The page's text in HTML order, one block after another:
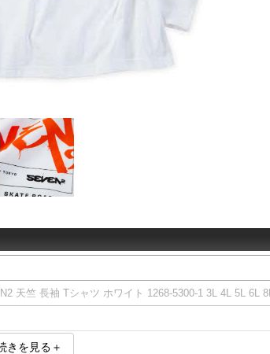
天竺 長袖 Tシャツ ホワイト 1268-5300-1 3L 4L 5L 6L
きを見る＋